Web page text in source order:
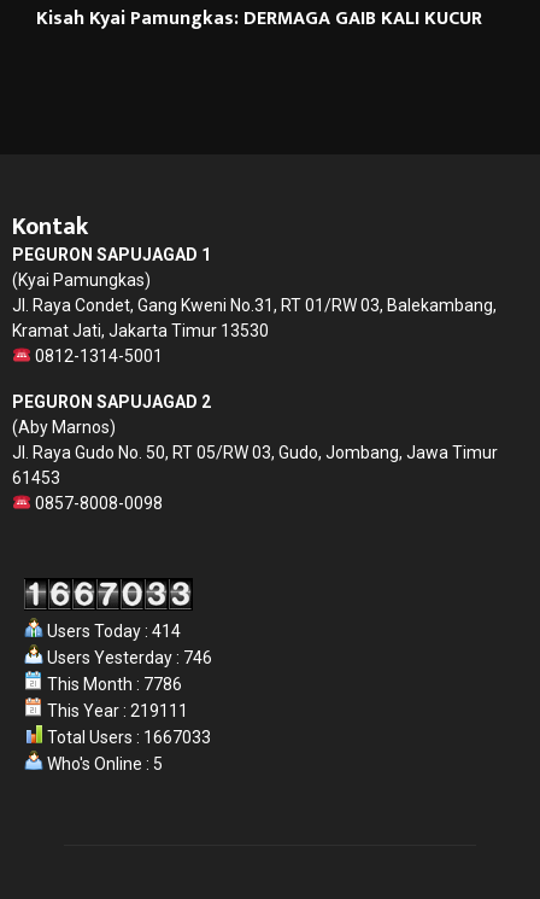
Kisah Kyai Pamungkas: DERMAGA GAIB KALI KUCUR
Kontak
PEGURON SAPUJAGAD 1
(Kyai Pamungkas)
Jl. Raya Condet, Gang Kweni No.31, RT 01/RW 03, Balekambang,
Kramat Jati, Jakarta Timur 13530
0812-1314-5001
PEGURON SAPUJAGAD 2
(Aby Marnos)
Jl. Raya Gudo No. 50, RT 05/RW 03, Gudo, Jombang, Jawa Timur
61453
0857-8008-0098
Users Today : 414
Users Yesterday : 746
This Month : 7786
This Year : 219111
Total Users : 1667033
Who's Online : 5